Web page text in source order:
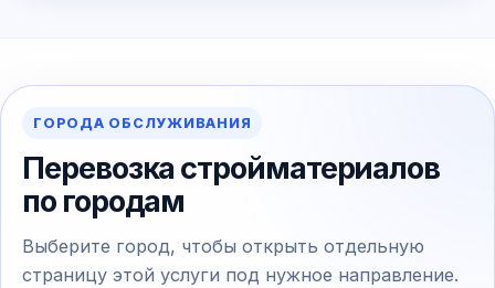
ГОРОДА ОБСЛУЖИВАНИЯ
Перевозка стройматериалов
по городам
Выберите город, чтобы открыть отдельную
страницу этой услуги под нужное направление.